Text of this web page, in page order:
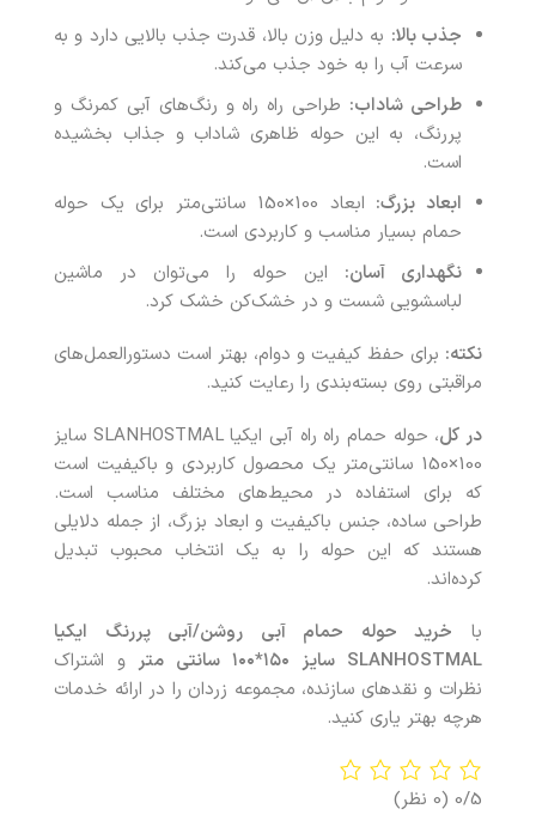
جذب بالا: به دلیل وزن بالا، قدرت جذب بالایی دارد و به
سرعت آب را به خود جذب می‌کند.
طراحی شاداب: طراحی راه راه و رنگ‌های آبی کمرنگ و
پررنگ، به این حوله ظاهری شاداب و جذاب بخشیده
است.
ابعاد بزرگ:
ابعاد 100×150 سانتی‌متر برای یک حوله
حمام بسیار مناسب و کاربردی است.
نگهداری آسان: این حوله را می‌توان در ماشین
لباسشویی شست و در خشک‌کن خشک کرد.
نکته: برای حفظ کیفیت و دوام، بهتر است دستورالعمل‌های
مراقبتی روی بسته‌بندی را رعایت کنید.
در کل
، حوله حمام راه راه آبی ایکیا SLANHOSTMAL سایز
100×150 سانتی‌متر یک محصول کاربردی و باکیفیت است
که برای استفاده در محیط‌های مختلف مناسب است.
طراحی ساده، جنس باکیفیت و ابعاد بزرگ، از جمله دلایلی
هستند که این حوله را به یک انتخاب محبوب تبدیل
کرده‌اند.
با خرید حوله حمام آبی روشن/آبی پررنگ ایکیا
SLANHOSTMAL سایز
و اشتراک
نظرات و نقدهای سازنده، مجموعه زردان را در ارائه خدمات
هرچه بهتر یاری کنید.
0/5 (0 نظر)